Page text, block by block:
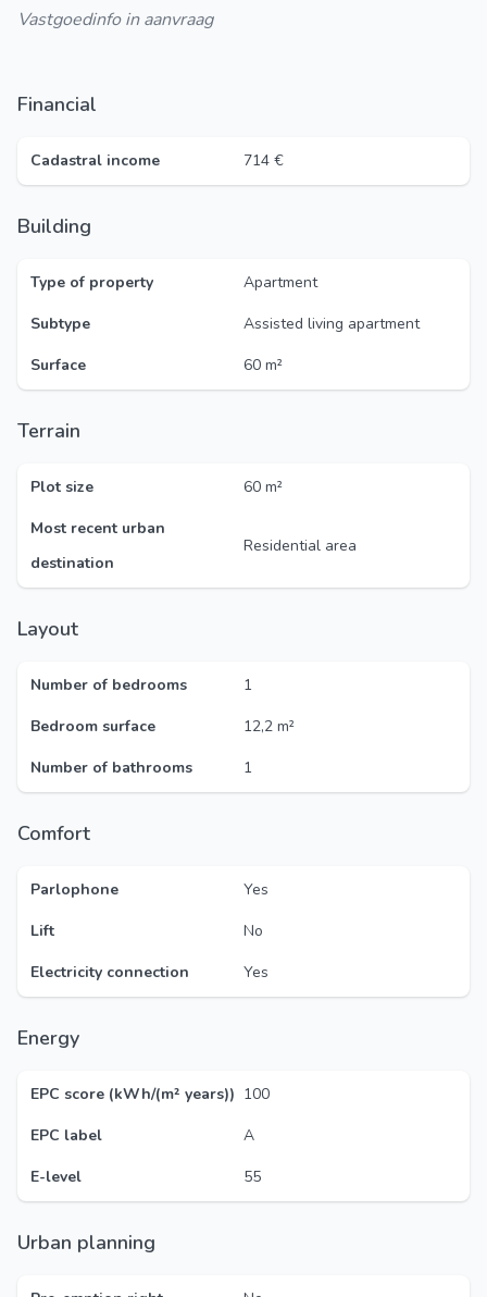
Vastgoedinfo in aanvraag
Financial
Cadastral income 714 €
Building
Type of property
Apartment
Subtype
Assisted living apartment
Surface
60 m²
Terrain
Plot size
60 m²
Most recent urban
destination
Residential area
Layout
Number of bedrooms
1
Bedroom surface
12,2 m²
Number of bathrooms
1
Comfort
Parlophone
Yes
Lift
No
Electricity connection
Yes
Energy
EPC score (kWh/(m² years)) 100
EPC label
A
E-level
55
Urban planning